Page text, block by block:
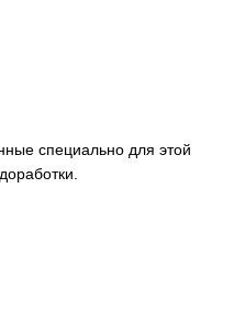
специально для этой